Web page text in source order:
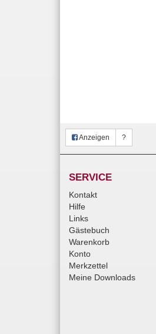
Anzeigen ?
SERVICE
Kontakt
Hilfe
Links
Gästebuch
Warenkorb
Konto
Merkzettel
Meine Downloads